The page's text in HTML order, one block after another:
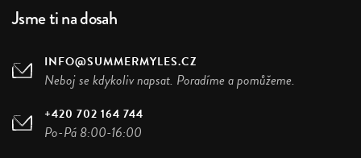
Jsme ti na dosah
INFO@SUMMERMYLES.CZ
Neboj se kdykoliv napsat. Poradíme a pomůžeme.
+420 702 164 744
Po-Pá 8:00-16:00